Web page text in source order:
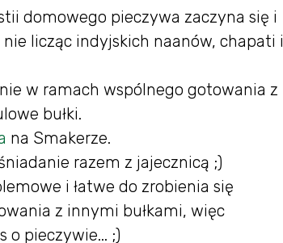
domowego pieczywa zaczyna się i
nie licząc indyjskich naanów, chapati i
w ramach wspólnego gotowania z
bułki.
na Smakerze.
razem z jajecznicą ;)
i łatwe do zrobienia się
z innymi bułkami, więc
o pieczywie... ;)